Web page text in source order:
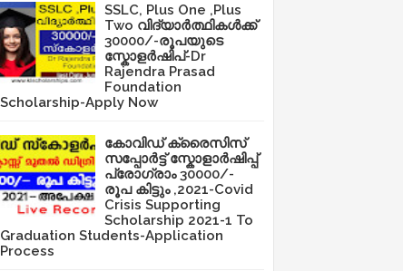
SSLC, Plus One ,Plus
Two വിദ്യാർത്ഥികൾക്ക്
30000/-രൂപയുടെ
സ്കോളർഷിപ്-Dr
Rajendra Prasad
Foundation
Scholarship-Apply Now
കോവിഡ് ക്രൈസിസ്
സപ്പോർട്ട് സ്കോളാർഷിപ്പ്
പ്രോഗ്രാം 30000/-
രൂപ കിട്ടും ,2021-Covid
Crisis Supporting
Scholarship 2021-1 To
Graduation Students-Application
Process